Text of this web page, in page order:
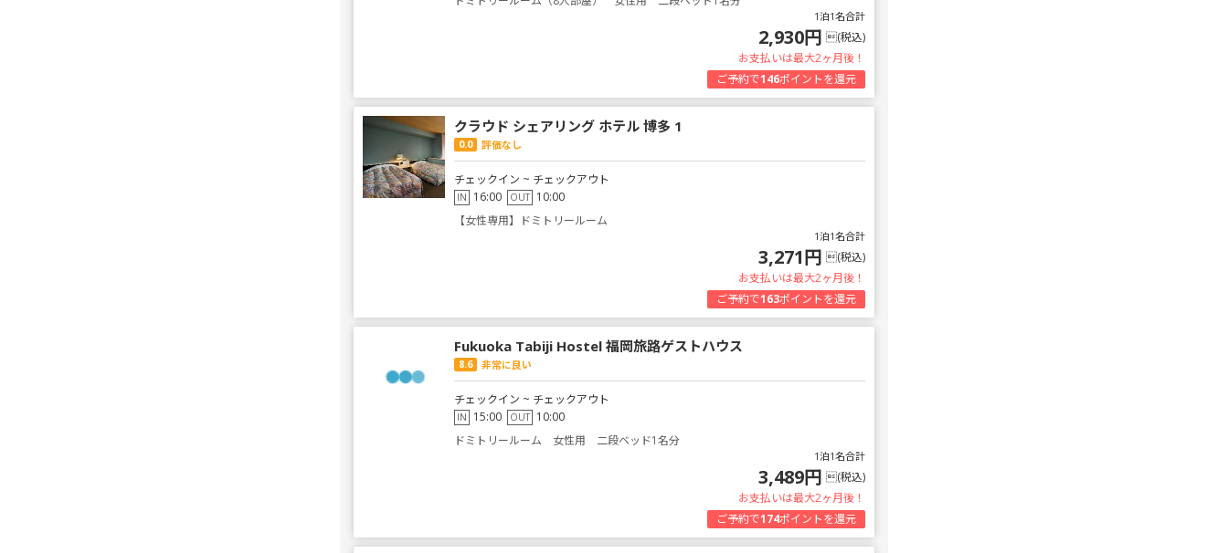
1泊1名合計
2,930円 (税込)
お支払いは最大2ヶ月後！
ご予約で146ポイントを還元
クラウド シェアリング ホテル 博多 1
0.0 評価なし
チェックイン ~ チェックアウト
IN 16:00 OUT 10:00
【女性専用】ドミトリールーム
1泊1名合計
3,271円 (税込)
お支払いは最大2ヶ月後！
ご予約で163ポイントを還元
Fukuoka Tabiji Hostel 福岡旅路ゲストハウス
8.6 非常に良い
チェックイン ~ チェックアウト
IN 15:00 OUT 10:00
ドミトリールーム 女性用 二段ベッド1名分
1泊1名合計
3,489円 (税込)
お支払いは最大2ヶ月後！
ご予約で174ポイントを還元